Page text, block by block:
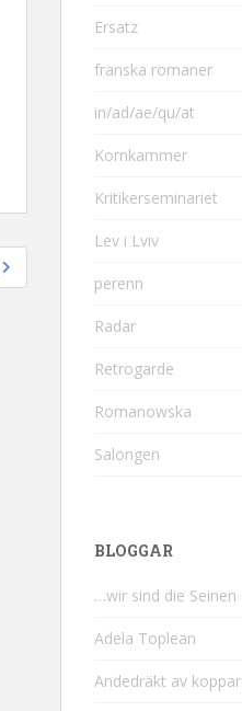
Ersatz
franska romaner
in/ad/ae/qu/at
Kornkammer
Kritikerseminariet
Lev i Lviv
perenn
Radar
Retrogarde
Romanowska
Salongen
BLOGGAR
…wir sind die Seinen
Adela Toplean
Andedräkt av koppar